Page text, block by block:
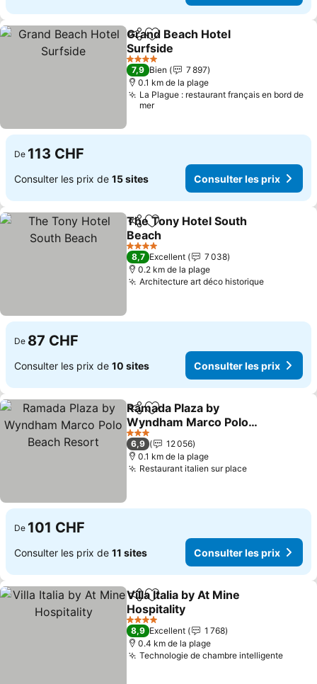
PartagerAjouter à mes favoris
Grand Beach Hotel
Surfside
4 Étoiles
7,9 Bien
7 897
0.1 km de la plage
La Plague : restaurant français en bord de
mer
De 113 CHF
Consulter les prix de 15 sites Consulter les prix
PartagerAjouter à mes favoris
The Tony Hotel South
Beach
4 Étoiles
8,7 Excellent
7 038
0.2 km de la plage
Architecture art déco historique
De 87 CHF
Consulter les prix de 10 sites Consulter les prix
PartagerAjouter à mes favoris
Ramada Plaza by
Wyndham Marco Polo
Beach Resort
3 Étoiles
6,9
12 056
0.1 km de la plage
Restaurant italien sur place
De 101 CHF
Consulter les prix de 11 sites Consulter les prix
PartagerAjouter à mes favoris
Villa Italia by At Mine
Hospitality
4 Étoiles
8,9 Excellent
1 768
0.4 km de la plage
Technologie de chambre intelligente